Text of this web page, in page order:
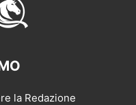
la Redazione